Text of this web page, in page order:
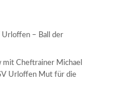
Urloffen – Ball der
mit Cheftrainer Michael
Urloffen Mut für die